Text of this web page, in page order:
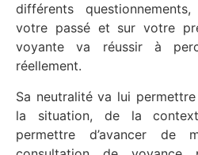
différents
votre passé et sur votre
voyante va réussir à
réellement.
Sa neutralité va lui permettre
la situation, de la
permettre d’avancer de